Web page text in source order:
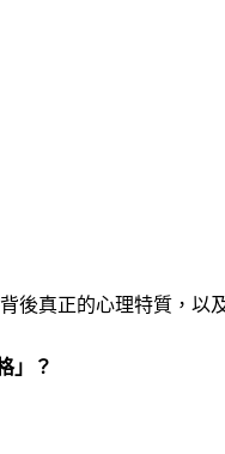
背後真正的心理特質，
」？